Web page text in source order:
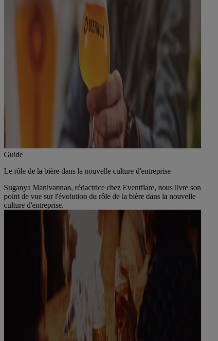
Guide
Le rôle de la bière dans la nouvelle culture d'entreprise
Suganya Manivannan, rédactrice chez Eventflare, nous livre son
point de vue sur l'évolution du rôle de la bière dans la nouvelle
culture d'entreprise.